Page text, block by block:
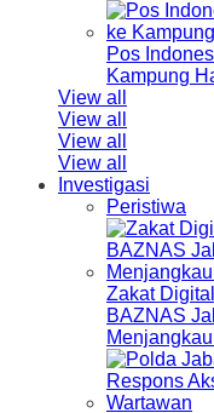
Pos
Kampung
View all
View all
View all
View all
Investigasi
Peristiwa
Zakat
BAZNAS